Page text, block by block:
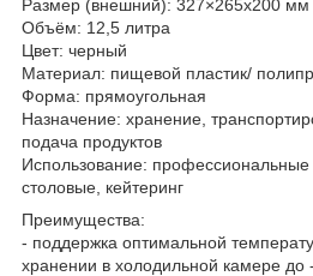
Размер (внешний): 327×265х200 мм
Объём: 12,5 литра
Цвет: черный
Материал: пищевой пластик/
Форма: прямоугольная
Назначение: хранение,
подача продуктов
Использование: профессиональные
столовые, кейтеринг
Преимущества:
- поддержка оптимальной
хранении в холодильной камере до